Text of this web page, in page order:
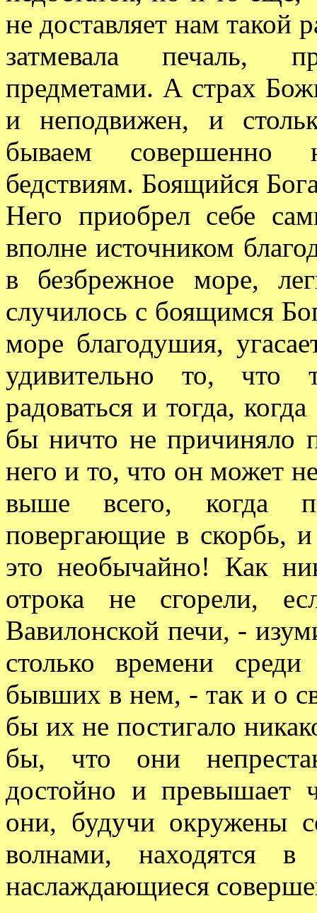
не доставляет нам такой
затмевала печаль,
предметами. А страх
и неподвижен, и
бываем совершенно
бедствиям. Боящийся
Него приобрел себе
вполне источником
в безбрежное море,
случилось с боящимся
море благодушия,
удивительно то, что
радоваться и тогда,
бы ничто не причиняло
него и то, что он может
выше всего, когда
повергающие в скорбь, и
это необычайно! Как
отрока не сгорели,
Вавилонской печи, -
столько времени
бывших в нем, - так и о
бы их не постигало
бы, что они
достойно и превышает
они, будучи окружены
волнами, находятся
наслаждающиеся